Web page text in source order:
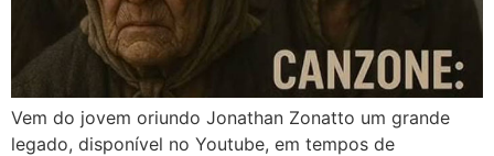
Vem do jovem oriundo Jonathan Zonatto um grande
legado, disponível no Youtube, em tempos de